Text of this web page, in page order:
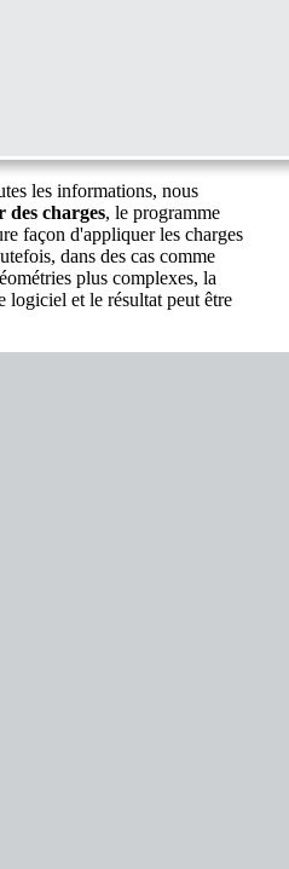
les informations, nous
des charges, le programme
façon d'appliquer les charges
dans des cas comme
plus complexes, la
logiciel et le résultat peut être